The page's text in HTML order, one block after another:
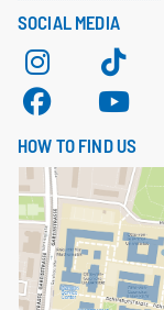
SOCIAL MEDIA
HOW TO FIND US